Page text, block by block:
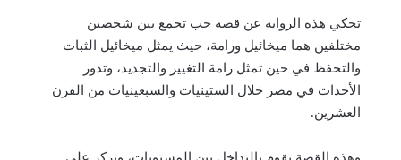
تحكي هذه الرواية عن قصة حب تجمع بين شخصين
مختلفين هما ميخائيل ورامة، حيث يمثل ميخائيل الثبات
والتحفظ في حين تمثل رامة التغيير والتجديد، وتدور
الأحداث في مصر خلال الستينيات والسبعينيات من القرن
العشرين.
وهذه القصة تقوم بالتداخل بين المستويات، وتركز على